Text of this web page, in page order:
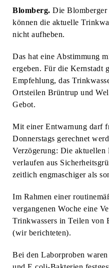
Blomberg. Die
können die aktuelle
nicht aufheben.
Das hat eine Abstimmung
ergeben. Für die Kernstadt
Empfehlung, das
Ortsteilen Brüntrup und
Gebot.
Mit einer Entwarnung darf
Donnerstags gerechnet
Verzögerung: Die aktuellen
verlaufen aus
zeitlich engmaschiger als
Im Rahmen einer
vergangenen Woche eine
Trinkwassers in Teilen von
(wir berichteten).
Bei den Laborproben